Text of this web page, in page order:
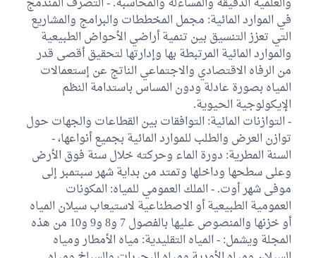
في الموارد المائية: مجمل المخططات والبرامج والمشاريع
التي تعزز التنسيق بين تنمية أراضي الأحواض الطبيعية
والموارد المائية المرتبطة بها وإدارتها لتحقيق أقصى قدر
من الرفاه الاقتصادي والاجتماعي الناتج عن إستعمالات
المياه بصورة عادلة ودون المساس باستدامة النظم
الإيكولوجية الحيوية.
- التوازنات المائية: التوافقات بين القطاعات والجهات حول
توازن العرض والطلب للموارد المائية بجميع أنواعها، -
السنة المطرية: دورة الماء وحركته خلال سنة فوق الأرض
وعلى سطحها وداخلها وتمتد من بداية شهر سبتمبر إلى
موفى شهر أوت. - الملك العمومي للمياه: المكونات
العمومية الطبيعية أو الاصطناعية لاستيعاب سيلان المياه
أو خزنها والمنصوص عليها بالفصول 7 و8 و9 و10 من هذه
المجلة ويشمل: - المياه التقليدية: مياه الأمطار ومياه